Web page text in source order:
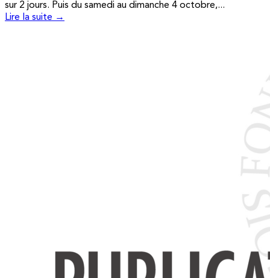
sur 2 jours. Puis du samedi au dimanche 4 octobre,...
Lire la suite →